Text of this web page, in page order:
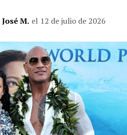
José M. el 12 de julio de 2026